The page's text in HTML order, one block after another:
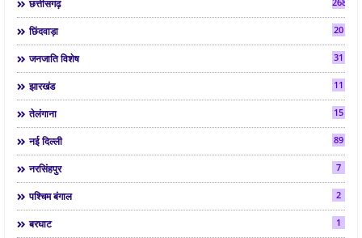
छत्तीसगढ़
छिंदवाड़ा 20
जनजाति विशेष 31
झारखंड 11
तेलंगाना 15
नई दिल्ली 89
नरसिंहपुर 7
पश्चिम बंगाल 2
बरघाट 1